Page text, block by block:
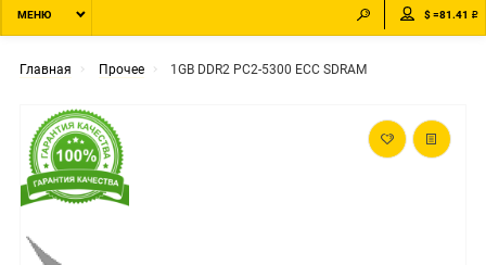
МЕНЮ $ =81.41 ₽
Главная Прочее 1GB DDR2 PC2-5300 ECC SDRAM